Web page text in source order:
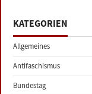
KATEGORIEN
Allgemeines
Antifaschismus
Bundestag